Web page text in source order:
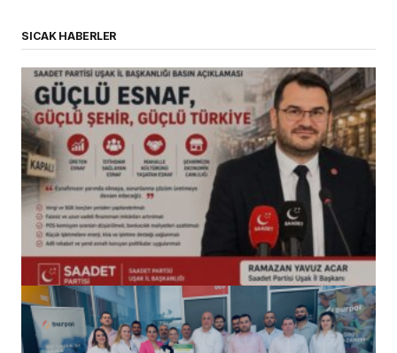
SICAK HABERLER
(başlıksız)
Alaattin Karahan tarafından 14/07/2026